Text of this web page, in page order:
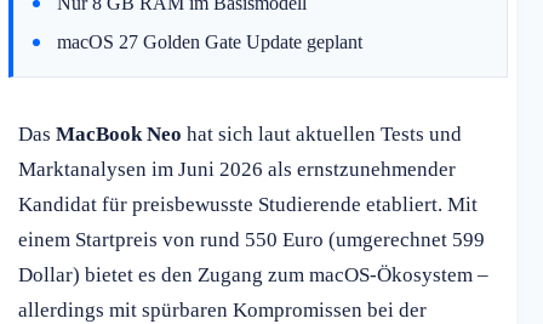
macOS 27 Golden Gate Update geplant
Das MacBook Neo hat sich laut aktuellen Tests und
Marktanalysen im Juni 2026 als ernstzunehmender
Kandidat für preisbewusste Studierende etabliert. Mit
einem Startpreis von rund 550 Euro (umgerechnet 599
Dollar) bietet es den Zugang zum macOS-Ökosystem –
allerdings mit spürbaren Kompromissen bei der